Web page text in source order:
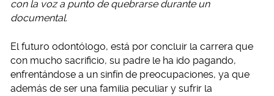
con la voz a punto de quebrarse durante un
documental.
El futuro odontólogo, está por concluir la carrera que
con mucho sacrificio, su padre le ha ido pagando,
enfrentándose a un sinfín de preocupaciones, ya que
además de ser una familia peculiar y sufrir la